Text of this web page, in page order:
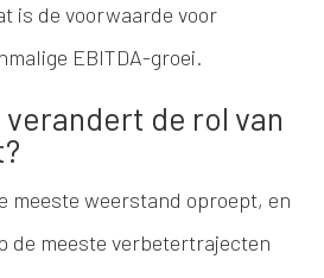
is de voorwaarde voor
EBITDA-groei.
de rol van
meeste weerstand oproept, en
de meeste verbetertrajecten